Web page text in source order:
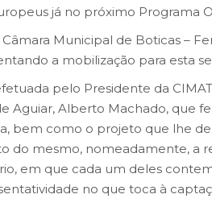
já no próximo Programa
Municipal de Boticas –
a mobilização para esta
pelo Presidente da
Aguiar, Alberto Machado, que
bem como o projeto que lhe
do mesmo, nomeadamente, a
em que cada um deles
no que toca à